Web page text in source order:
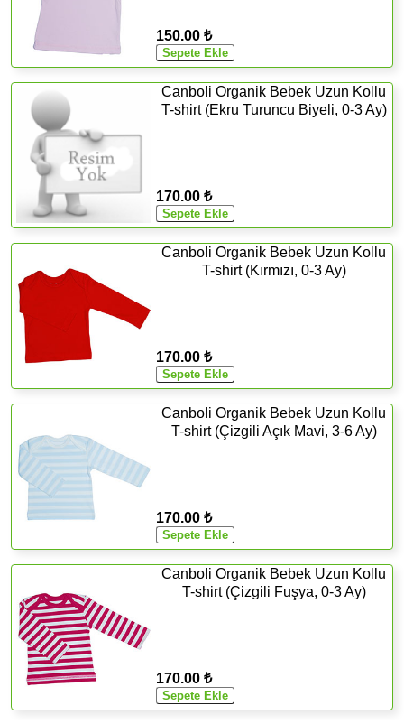
150.00 ₺
Canboli Organik Bebek Uzun Kollu
T-shirt (Ekru Turuncu Biyeli, 0-3 Ay)
170.00 ₺
Canboli Organik Bebek Uzun Kollu
T-shirt (Kırmızı, 0-3 Ay)
170.00 ₺
Canboli Organik Bebek Uzun Kollu
T-shirt (Çizgili Açık Mavi, 3-6 Ay)
170.00 ₺
Canboli Organik Bebek Uzun Kollu
T-shirt (Çizgili Fuşya, 0-3 Ay)
170.00 ₺